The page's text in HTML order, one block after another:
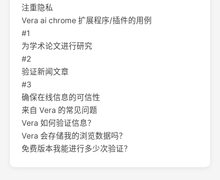
注重隐私
Vera ai chrome 扩展程序/插件的用例
#1
为学术论文进行研究
#2
验证新闻文章
#3
确保在线信息的可信性
来自 Vera 的常见问题
Vera 如何验证信息？
Vera 会存储我的浏览数据吗？
免费版本我能进行多少次验证？